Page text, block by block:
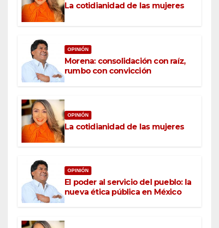
La cotidianidad de las mujeres
OPINIÓN
Morena: consolidación con raíz,
rumbo con convicción
OPINIÓN
La cotidianidad de las mujeres
OPINIÓN
El poder al servicio del pueblo: la
nueva ética pública en México